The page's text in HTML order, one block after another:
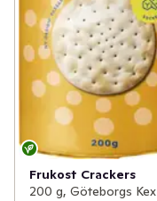
Frukost Crackers
200 g, Göteborgs Kex